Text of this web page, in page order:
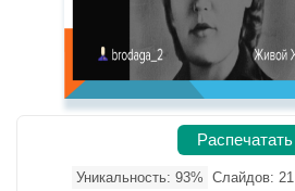
Распечатать
Уникальность: 93% Слайдов: 21